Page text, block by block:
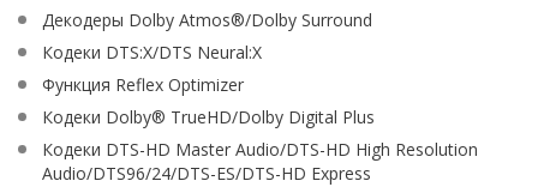
Декодеры Dolby Atmos®/Dolby Surround
Кодеки DTS:X/DTS Neural:X
Функция Reflex Optimizer
Кодеки Dolby® TrueHD/Dolby Digital Plus
Кодеки DTS-HD Master Audio/DTS-HD High Resolution
Audio/DTS96/24/DTS-ES/DTS-HD Express